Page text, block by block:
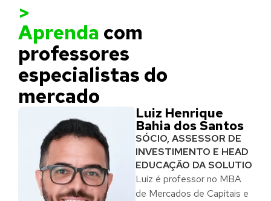
>
Aprenda com
professores
especialistas do
mercado
Luiz Henrique
Bahia dos Santos
SÓCIO, ASSESSOR DE
INVESTIMENTO E HEAD
EDUCAÇÃO DA SOLUTIO
Luiz é professor no MBA
de Mercados de Capitais e